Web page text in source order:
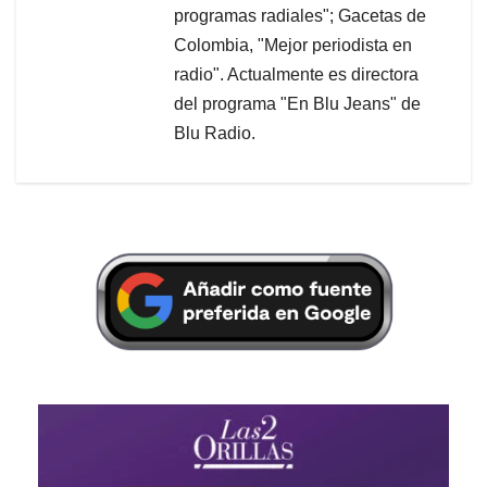
programas radiales"; Gacetas de
Colombia, "Mejor periodista en
radio". Actualmente es directora
del programa "En Blu Jeans" de
Blu Radio.